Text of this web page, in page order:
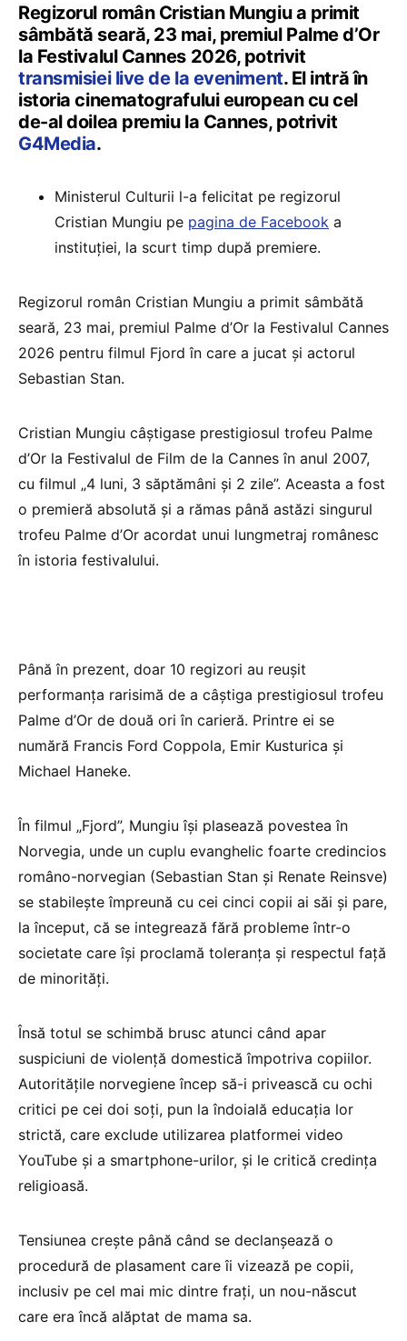
Regizorul român Cristian Mungiu a primit
sâmbătă seară, 23 mai, premiul Palme d’Or
la Festivalul Cannes 2026, potrivit
transmisiei live de la eveniment. El intră în
istoria cinematografului european cu cel
de-al doilea premiu la Cannes, potrivit
G4Media.
Ministerul Culturii l-a felicitat pe regizorul
Cristian Mungiu pe pagina de Facebook a
instituției, la scurt timp după premiere.
Regizorul român Cristian Mungiu a primit sâmbătă
seară, 23 mai, premiul Palme d’Or la Festivalul Cannes
2026 pentru filmul Fjord în care a jucat și actorul
Sebastian Stan.
Cristian Mungiu câștigase prestigiosul trofeu Palme
d’Or la Festivalul de Film de la Cannes în anul 2007,
cu filmul „4 luni, 3 săptămâni și 2 zile”. Aceasta a fost
o premieră absolută și a rămas până astăzi singurul
trofeu Palme d’Or acordat unui lungmetraj românesc
în istoria festivalului.
Până în prezent, doar 10 regizori au reușit
performanța rarisimă de a câștiga prestigiosul trofeu
Palme d’Or de două ori în carieră. Printre ei se
numără Francis Ford Coppola, Emir Kusturica și
Michael Haneke.
În filmul „Fjord”, Mungiu îşi plasează povestea în
Norvegia, unde un cuplu evanghelic foarte credincios
româno-norvegian (Sebastian Stan şi Renate Reinsve)
se stabileşte împreună cu cei cinci copii ai săi şi pare,
la început, că se integrează fără probleme într-o
societate care îşi proclamă toleranţa şi respectul faţă
de minorităţi.
Însă totul se schimbă brusc atunci când apar
suspiciuni de violenţă domestică împotriva copiilor.
Autorităţile norvegiene încep să-i privească cu ochi
critici pe cei doi soţi, pun la îndoială educaţia lor
strictă, care exclude utilizarea platformei video
YouTube şi a smartphone-urilor, şi le critică credinţa
religioasă.
Tensiunea creşte până când se declanşează o
procedură de plasament care îi vizează pe copii,
inclusiv pe cel mai mic dintre fraţi, un nou-născut
care era încă alăptat de mama sa.